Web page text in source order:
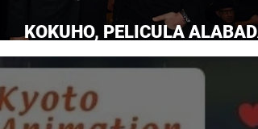
KOKUHO, PELICULA
POR TOM CRUISE